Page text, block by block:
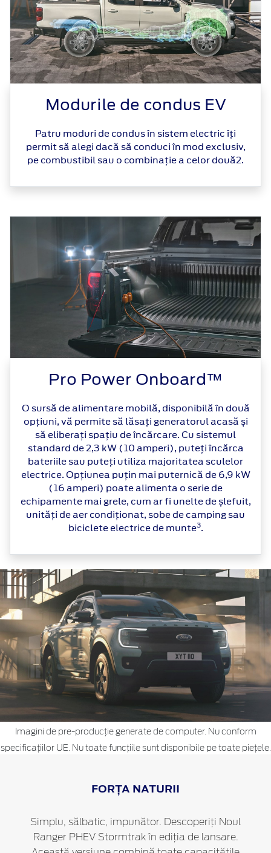
Modurile de condus EV
Patru moduri de condus în sistem electric îți
permit să alegi dacă să conduci în mod exclusiv,
pe combustibil sau o combinație a celor două2.
Pro Power Onboard™
O sursă de alimentare mobilă, disponibilă în două
opțiuni, vă permite să lăsați generatorul acasă și
să eliberați spațiu de încărcare. Cu sistemul
standard de 2,3 kW (10 amperi), puteți încărca
bateriile sau puteți utiliza majoritatea sculelor
electrice. Opțiunea puțin mai puternică de 6,9 kW
(16 amperi) poate alimenta o serie de
echipamente mai grele, cum ar fi unelte de șlefuit,
unități de aer condiționat, sobe de camping sau
biciclete electrice de munte3.
Imagini de pre-producție generate de computer. Nu conform
specificațiilor UE. Nu toate funcțiile sunt disponibile pe toate piețele.
FORȚA NATURII
Simplu, sălbatic, impunător. Descoperiți Noul
Ranger PHEV Stormtrak în ediția de lansare.